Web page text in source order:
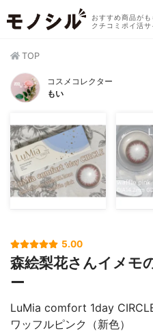
おすすめ商品がも
クチコミポイ活サ
TOP
コスメコレクター
もい
5.00
森絵梨花さんイメモ
ー
LuMia comfort 1day
ワッフルピンク（新色）